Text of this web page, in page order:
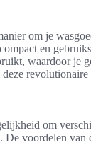
om je
en
waardoor je
om
voordelen van